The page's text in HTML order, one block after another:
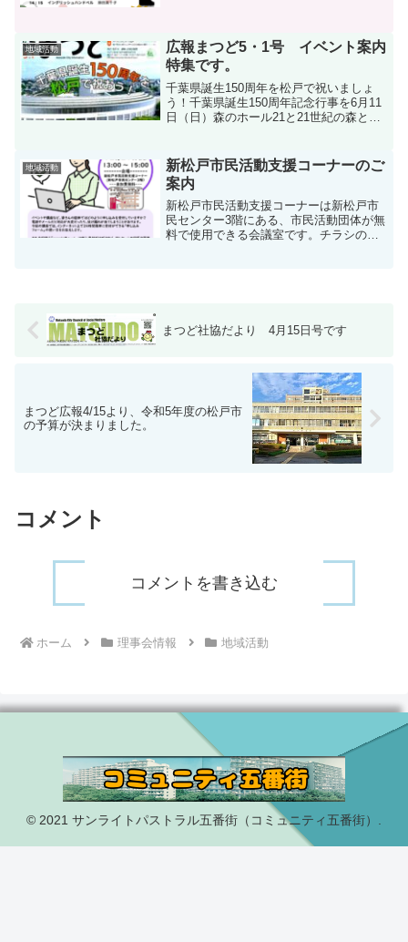
是非ご観覧...
地域活動
広報まつど5・1号 イベント案内
特集です。
千葉県誕生150周年を松戸で祝いましょ
う！千葉県誕生150周年記念行事を6月11
日（日）森のホール21と21世紀の森と広
日） 普段は入ることのできない松戸の
「小さ...
地域活動
新松戸市民活動支援コーナーのご
案内
新松戸市民活動支援コーナーは新松戸市
民センター3階にある、市民活動団体が無
料で使用できる会議室です。チラシの印
まつど社協だより 4月15日号です
まつど広報4/15より、令和5年度の松戸市
の予算が決まりました。
コメント
コメントを書き込む
ホーム 理事会情報 地域活動
© 2021 サンライトパストラル五番街（コミュニティ五番街）.